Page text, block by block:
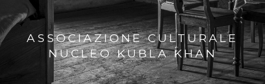
ASSOCIAZIONE CULTURALE
NUCLEO KUBLA KHAN